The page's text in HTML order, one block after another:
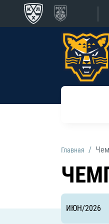
Главная
ИЮН/2026